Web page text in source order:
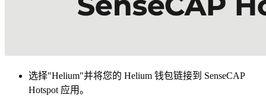
选择"Helium"并将您的 Helium 钱包链接到 SenseCAP
Hotspot 应用。